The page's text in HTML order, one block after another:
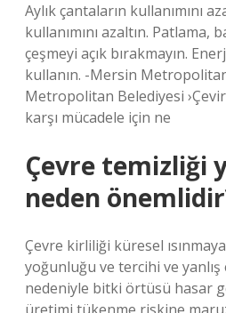
Aylık çantaların kullanımını
kullanımını azaltın. Patlama,
çeşmeyi açık bırakmayın.
kullanın. -Mersin
Metropolitan Belediyesi
karşı mücadele için ne
Çevre temizliği
neden
Çevre kirliliği küresel
yoğunluğu ve tercihi ve
nedeniyle bitki örtüsü hasar